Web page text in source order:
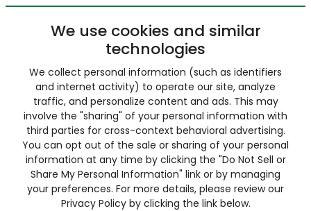
We use cookies and similar
technologies
We collect personal information (such as identifiers
and internet activity) to operate our site, analyze
traffic, and personalize content and ads. This may
involve the "sharing" of your personal information with
third parties for cross-context behavioral advertising.
You can opt out of the sale or sharing of your personal
information at any time by clicking the "Do Not Sell or
Share My Personal Information" link or by managing
your preferences. For more details, please review our
Privacy Policy by clicking the link below.